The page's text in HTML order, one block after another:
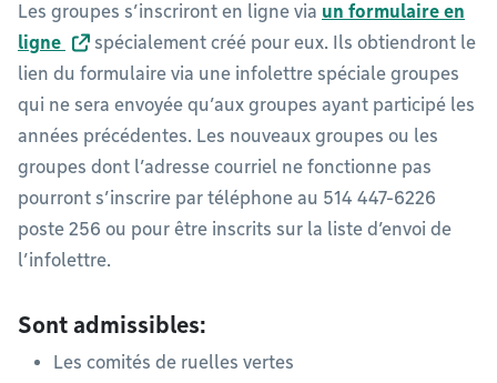
Les groupes s’inscriront en ligne via un formulaire en
ligne
spécialement créé pour eux. Ils obtiendront le
lien du formulaire via une infolettre spéciale groupes
qui ne sera envoyée qu’aux groupes ayant participé les
années précédentes. Les nouveaux groupes ou les
groupes dont l’adresse courriel ne fonctionne pas
pourront s’inscrire par téléphone au 514 447-6226
poste 256 ou pour être inscrits sur la liste d’envoi de
l’infolettre.
Sont admissibles:
Les comités de ruelles vertes